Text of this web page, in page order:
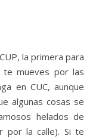
la primera para
te mueves por las
en CUC, aunque
algunas cosas se
helados de
por la calle). Si te